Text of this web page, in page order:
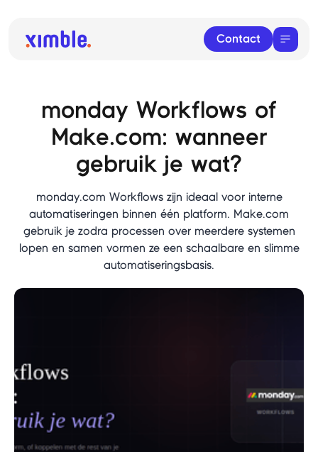
Contact
monday Workflows of
Make.com: wanneer
gebruik je wat?
monday.com Workflows zijn ideaal voor interne
automatiseringen binnen één platform. Make.com
gebruik je zodra processen over meerdere systemen
lopen en samen vormen ze een schaalbare en slimme
automatiseringsbasis.